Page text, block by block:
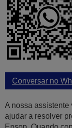
Conversar no
A nossa assistente
ajudar a resolver